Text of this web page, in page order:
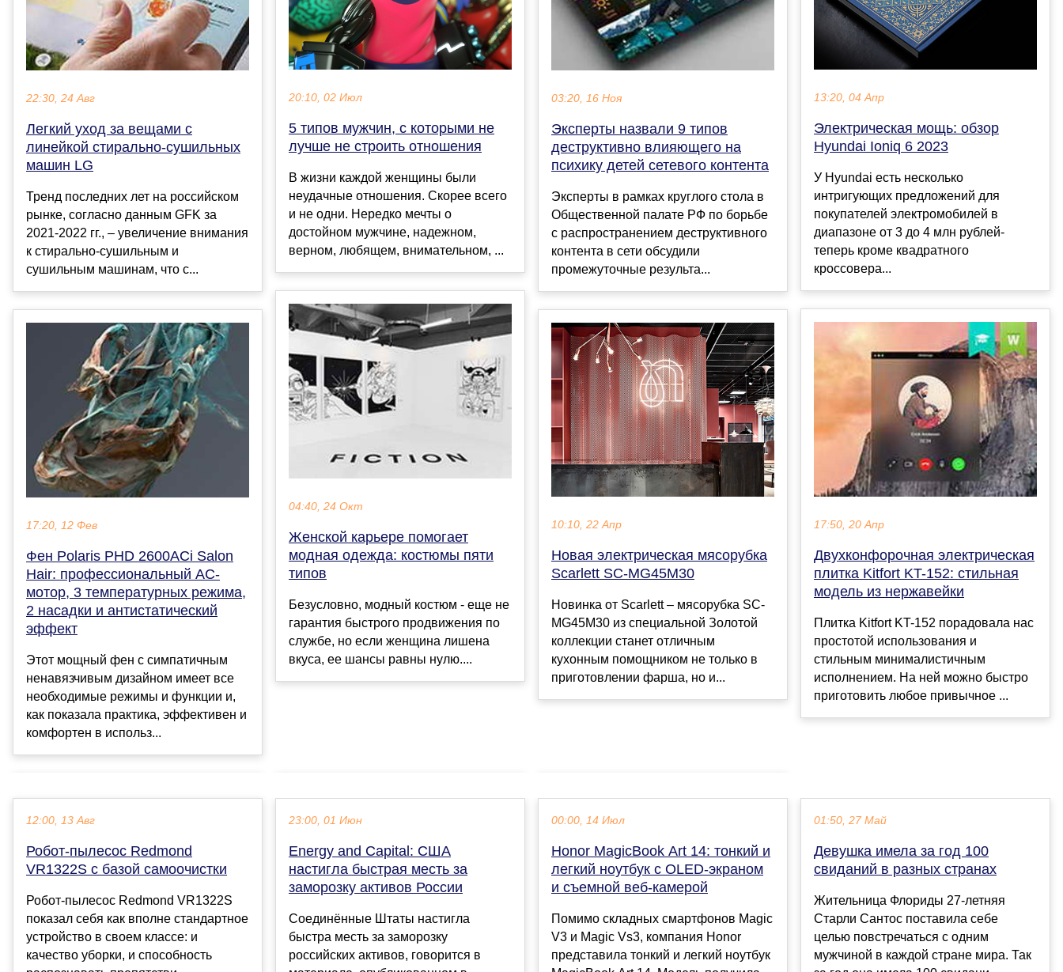
22:30, 24 Авг
Легкий уход за вещами с
линейкой стирально-сушильных
машин LG
Тренд последних лет на российском
рынке, согласно данным GFK за
2021-2022 гг., – увеличение внимания
к стирально-сушильным и
сушильным машинам, что с...
17:20, 12 Фев
Фен Polaris PHD 2600AСi Salon
Hair: профессиональный АС-
мотор, 3 температурных режима,
2 насадки и антистатический
эффект
Этот мощный фен с симпатичным
ненавязчивым дизайном имеет все
необходимые режимы и функции и,
как показала практика, эффективен и
комфортен в использ...
20:10, 02 Июл
5 типов мужчин, с которыми не
лучше не строить отношения
В жизни каждой женщины были
неудачные отношения. Скорее всего
и не одни. Нередко мечты о
достойном мужчине, надежном,
верном, любящем, внимательном, ...
04:40, 24 Окт
Женской карьере помогает
модная одежда: костюмы пяти
типов
Безусловно, модный костюм - еще не
гарантия быстрого продвижения по
службе, но если женщина лишена
вкуса, ее шансы равны нулю....
03:20, 16 Ноя
Эксперты назвали 9 типов
деструктивно влияющего на
психику детей сетевого контента
Эксперты в рамках круглого стола в
Общественной палате РФ по борьбе
с распространением деструктивного
контента в сети обсудили
промежуточные результа...
10:10, 22 Апр
Новая электрическая мясорубка
Scarlett SC-MG45M30
Новинка от Scarlett – мясорубка SC-
MG45M30 из специальной Золотой
коллекции станет отличным
кухонным помощником не только в
приготовлении фарша, но и...
13:20, 04 Апр
Электрическая мощь: обзор
Hyundai Ioniq 6 2023
У Hyundai есть несколько
интригующих предложений для
покупателей электромобилей в
диапазоне от 3 до 4 млн рублей-
теперь кроме квадратного
кроссовера...
17:50, 20 Апр
Двухконфорочная электрическая
плитка Kitfort KT-152: стильная
модель из нержавейки
Плитка Kitfort KT-152 порадовала нас
простотой использования и
стильным минималистичным
исполнением. На ней можно быстро
приготовить любое привычное ...
12:00, 13 Авг
Робот-пылесос Redmond
VR1322S с базой самоочистки
Робот-пылесос Redmond VR1322S
показал себя как вполне стандартное
устройство в своем классе: и
качество уборки, и способность
23:00, 01 Июн
Energy and Capital: США
настигла быстрая месть за
заморозку активов России
Соединённые Штаты настигла
быстра месть за заморозку
российских активов, говорится в
00:00, 14 Июл
Honor MagicBook Art 14: тонкий и
легкий ноутбук с OLED-экраном
и съемной веб-камерой
Помимо складных смартфонов Magic
V3 и Magic Vs3, компания Honor
представила тонкий и легкий ноутбук
01:50, 27 Май
Девушка имела за год 100
свиданий в разных странах
Жительница Флориды 27-летняя
Старли Сантос поставила себе
целью повстречаться с одним
мужчиной в каждой стране мира. Так